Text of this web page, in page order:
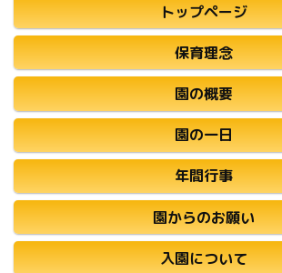
トップページ
保育理念
園の概要
園の一日
年間行事
園からのお願い
入園について